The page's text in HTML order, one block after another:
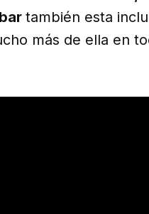
también esta
más de ella en